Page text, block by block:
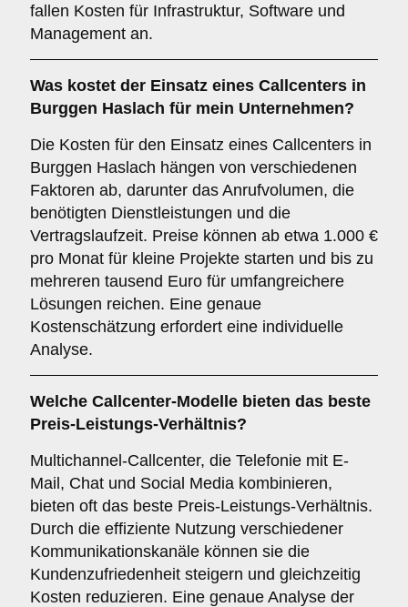
fallen Kosten für Infrastruktur, Software und
Management an.
Was kostet der Einsatz eines Callcenters in
Burggen Haslach für mein Unternehmen?
Die Kosten für den Einsatz eines Callcenters in
Burggen Haslach hängen von verschiedenen
Faktoren ab, darunter das Anrufvolumen, die
benötigten Dienstleistungen und die
Vertragslaufzeit. Preise können ab etwa 1.000 €
pro Monat für kleine Projekte starten und bis zu
mehreren tausend Euro für umfangreichere
Lösungen reichen. Eine genaue
Kostenschätzung erfordert eine individuelle
Analyse.
Welche Callcenter-Modelle bieten das beste
Preis-Leistungs-Verhältnis?
Multichannel-Callcenter, die Telefonie mit E-
Mail, Chat und Social Media kombinieren,
bieten oft das beste Preis-Leistungs-Verhältnis.
Durch die effiziente Nutzung verschiedener
Kommunikationskanäle können sie die
Kundenzufriedenheit steigern und gleichzeitig
Kosten reduzieren. Eine genaue Analyse der